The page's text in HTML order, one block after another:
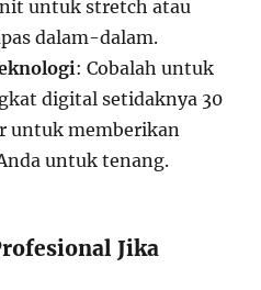
untuk stretch atau
dalam-dalam.
: Cobalah untuk
digital setidaknya 30
untuk memberikan
untuk tenang.
Jika